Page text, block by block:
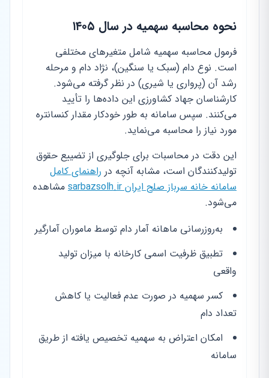
نحوه محاسبه سهمیه در سال ۱۴۰۵
فرمول محاسبه سهمیه شامل متغیرهای مختلفی
است. نوع دام (سبک یا سنگین)، نژاد دام و مرحله
رشد آن (پرواری یا شیری) در نظر گرفته می‌شود.
کارشناسان جهاد کشاورزی این داده‌ها را تأیید
می‌کنند. سپس سامانه به طور خودکار مقدار کنسانتره
مورد نیاز را محاسبه می‌نماید.
این دقت در محاسبات برای جلوگیری از تضییع حقوق
تولیدکنندگان است، مشابه آنچه در راهنمای کامل
سامانه خانه سرباز صلح ایران sarbazsolh.ir
مشاهده
می‌شود.
به‌روزرسانی ماهانه آمار دام توسط ماموران آمارگیر
تطبیق ظرفیت اسمی کارخانه با میزان تولید
واقعی
کسر سهمیه در صورت عدم فعالیت یا کاهش
تعداد دام
امکان اعتراض به سهمیه تخصیص یافته از طریق
سامانه